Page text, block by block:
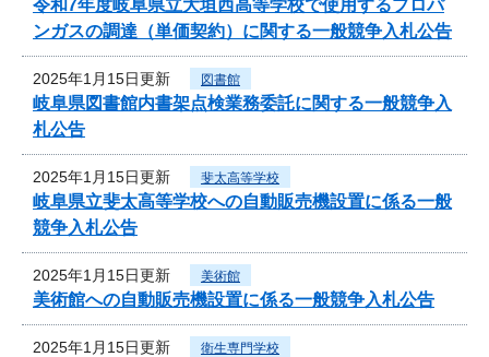
令和7年度岐阜県立大垣西高等学校で使用するプロパ
ンガスの調達（単価契約）に関する一般競争入札公告
2025年1月15日更新 図書館
岐阜県図書館内書架点検業務委託に関する一般競争入
札公告
2025年1月15日更新 斐太高等学校
岐阜県立斐太高等学校への自動販売機設置に係る一般
競争入札公告
2025年1月15日更新 美術館
美術館への自動販売機設置に係る一般競争入札公告
2025年1月15日更新 衛生専門学校